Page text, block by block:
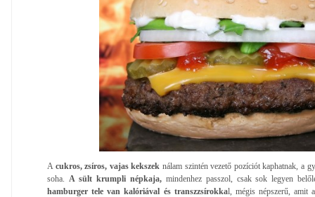
A cukros, zsíros, vajas kekszeknálam szintén vezető pozíciót kaphatnak, a
soha. A sült krumpli népkaja,mindenhez passzol, csak sok legyen
hamburger tele van kalóriával és transzzsírokkal, mégis népszerű, amit